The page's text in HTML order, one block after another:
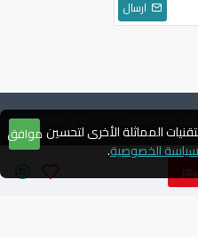
ارسال
© 2004 ، دياموند للتجارة والتوكيلات ، جميع الحقوق
موافق المماثلة الأخرى لتحسين
سياسة الخصوصية.